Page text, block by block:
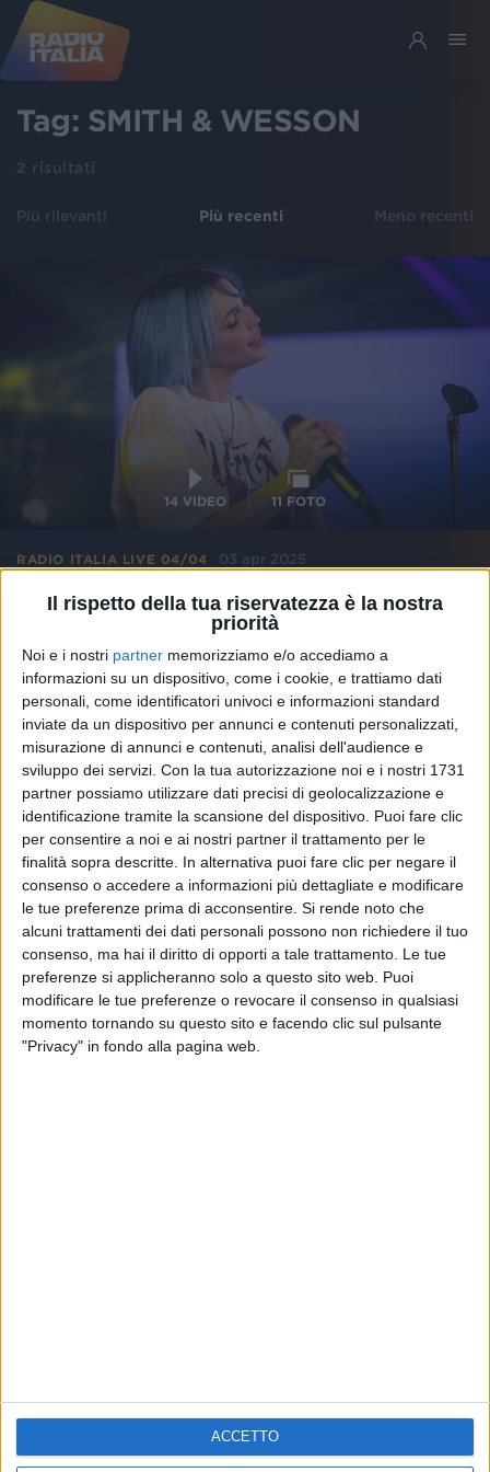
Il rispetto della tua riservatezza è la nostra
priorità
Noi e i nostri partner memorizziamo e/o accediamo a
informazioni su un dispositivo, come i cookie, e trattiamo dati
personali, come identificatori univoci e informazioni standard
inviate da un dispositivo per annunci e contenuti personalizzati,
misurazione di annunci e contenuti, analisi dell'audience e
sviluppo dei servizi. Con la tua autorizzazione noi e i nostri 1731
partner possiamo utilizzare dati precisi di geolocalizzazione e
identificazione tramite la scansione del dispositivo. Puoi fare clic
per consentire a noi e ai nostri partner il trattamento per le
finalità sopra descritte. In alternativa puoi fare clic per negare il
consenso o accedere a informazioni più dettagliate e modificare
le tue preferenze prima di acconsentire. Si rende noto che
alcuni trattamenti dei dati personali possono non richiedere il tuo
consenso, ma hai il diritto di opporti a tale trattamento. Le tue
preferenze si applicheranno solo a questo sito web. Puoi
modificare le tue preferenze o revocare il consenso in qualsiasi
momento tornando su questo sito e facendo clic sul pulsante
"Privacy" in fondo alla pagina web.
ACCETTO
Tag: SMITH & WESSON
2 risultati
Più rilevanti Più recenti Meno recenti
RADIO ITALIA LIVE 04/04 03 apr 2025
ROSE VILLAIN
14 VIDEO 11 FOTO
VIDEO
Rose Villain - Smith & Wesson (Radio Italia
Mobile Radio Italia Tv